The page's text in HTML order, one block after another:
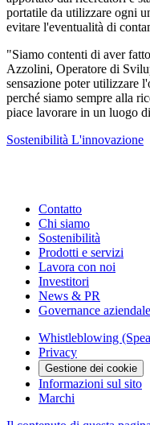
portatile da utilizzare ogni
evitare l'eventualità di
"Siamo contenti di aver
Azzolini, Operatore di
sensazione poter utilizzare
perché siamo sempre alla
piace lavorare in un luogo
Sostenibilità L'innovazione
Contatto
Chi siamo
Sostenibilità
Prodotti e servizi
Lavora con noi
Investitori
News & PR
Governance aziendale
Whistleblowing
Privacy
Gestione dei cookie
Informazioni sul sito
Marchi